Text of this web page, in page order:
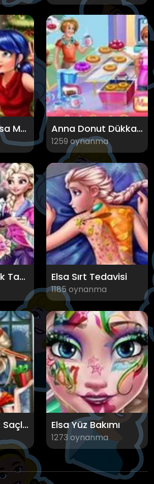
Ladybug ve Elsa Mutluluk Pozu Anna Donut Dükkanı
1259 oynanma
Elsa'nın Gelinlik Tavsiyeleri Elsa Sırt Tedavisi
1185 oynanma
Elsa Fantastik Saçlar Elsa Yüz Bakımı
1273 oynanma